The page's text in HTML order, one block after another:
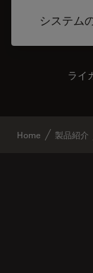
システム
ライ
Home 製品紹介